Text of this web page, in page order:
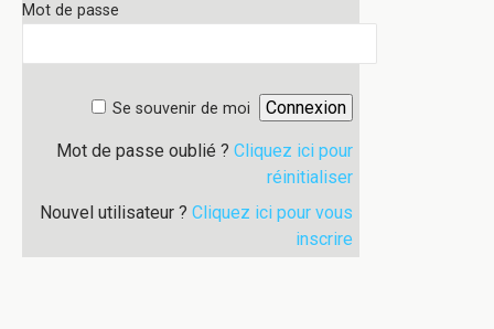
Mot de passe
Se souvenir de moi
Mot de passe oublié ? Cliquez ici pour
réinitialiser
Nouvel utilisateur ? Cliquez ici pour vous
inscrire